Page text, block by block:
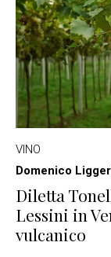
VINO
Domenico
Diletta
Lessini in
vulcanico